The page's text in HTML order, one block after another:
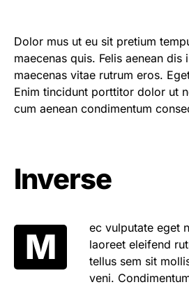
Dolor mus ut eu sit pretium
maecenas quis. Felis aenean dis
maecenas vitae rutrum eros.
Enim tincidunt porttitor dolor ut
cum aenean condimentum
Inverse
M
ec vulputate eget
laoreet eleifend
tellus sem sit
veni.